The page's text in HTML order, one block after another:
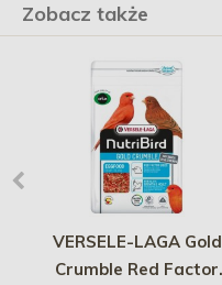
Zobacz także
VERSELE-LAGA Gold
Crumble Red Factor